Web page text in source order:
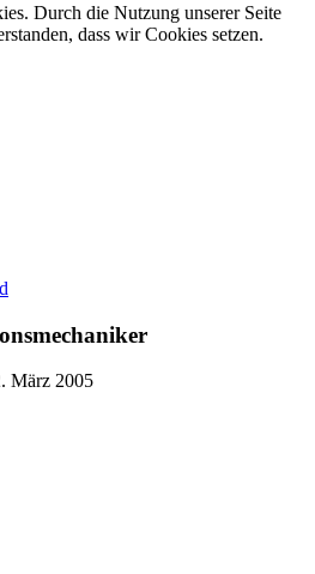
Durch die Nutzung unserer Seite
dass wir Cookies setzen.
März 2005